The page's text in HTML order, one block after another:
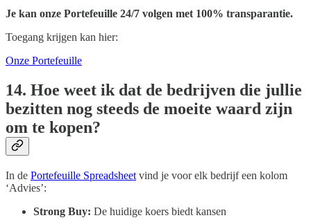
Je kan onze Portefeuille 24/7 volgen met 100% transparantie.
Toegang krijgen kan hier:
Onze Portefeuille
14. Hoe weet ik dat de bedrijven die jullie
bezitten nog steeds de moeite waard zijn
om te kopen?
In de Portefeuille Spreadsheet vind je voor elk bedrijf een kolom
‘Advies’:
Strong Buy: De huidige koers biedt kansen